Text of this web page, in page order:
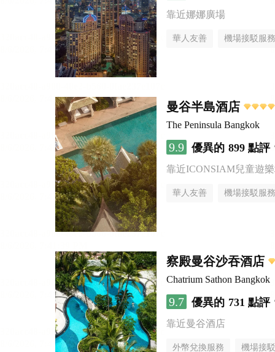
靠近娜娜廣場
華人友善 機場接駁服務
曼谷半島酒店
The Peninsula Bangkok
9.9 優異的 899 點評
靠近ICONSIAM兒童遊
華人友善 機場接駁服務
察殿曼谷沙吞酒店
Chatrium Sathon Bangkok
9.7 優異的 731 點評
靠近曼谷酒店
外幣兌換服務 機場接